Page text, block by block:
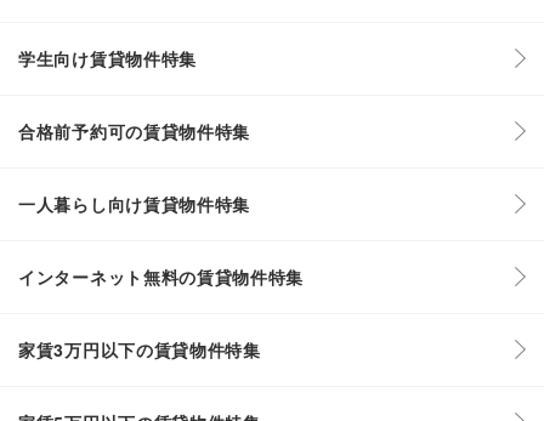
学生向け賃貸物件特集
合格前予約可の賃貸物件特集
一人暮らし向け賃貸物件特集
インターネット無料の賃貸物件特集
家賃3万円以下の賃貸物件特集